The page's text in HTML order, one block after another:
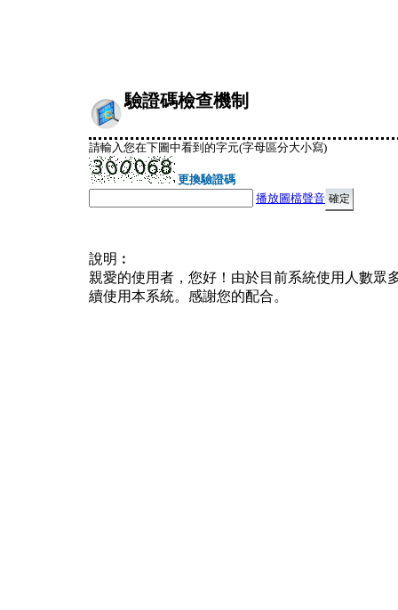
驗證碼檢查機制
請輸入您在下圖中看到的字元(字母區分大小寫)
更換驗證碼
播放圖檔聲音
說明︰
親愛的使用者，您好！由於目前系統使用人數眾
續使用本系統。感謝您的配合。